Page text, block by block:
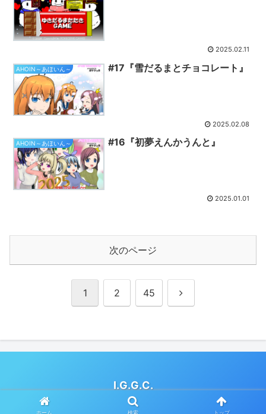
2025.02.11
AHOIN～あほいん～ #17『雪だるまとチョコレート』
2025.02.08
AHOIN～あほいん～ #16『初夢えんかうんと』
2025.01.01
次のページ
1 2 45 次
I.G.G.C.
© 2019 I.G.G.C..
ホーム 検索 トップ